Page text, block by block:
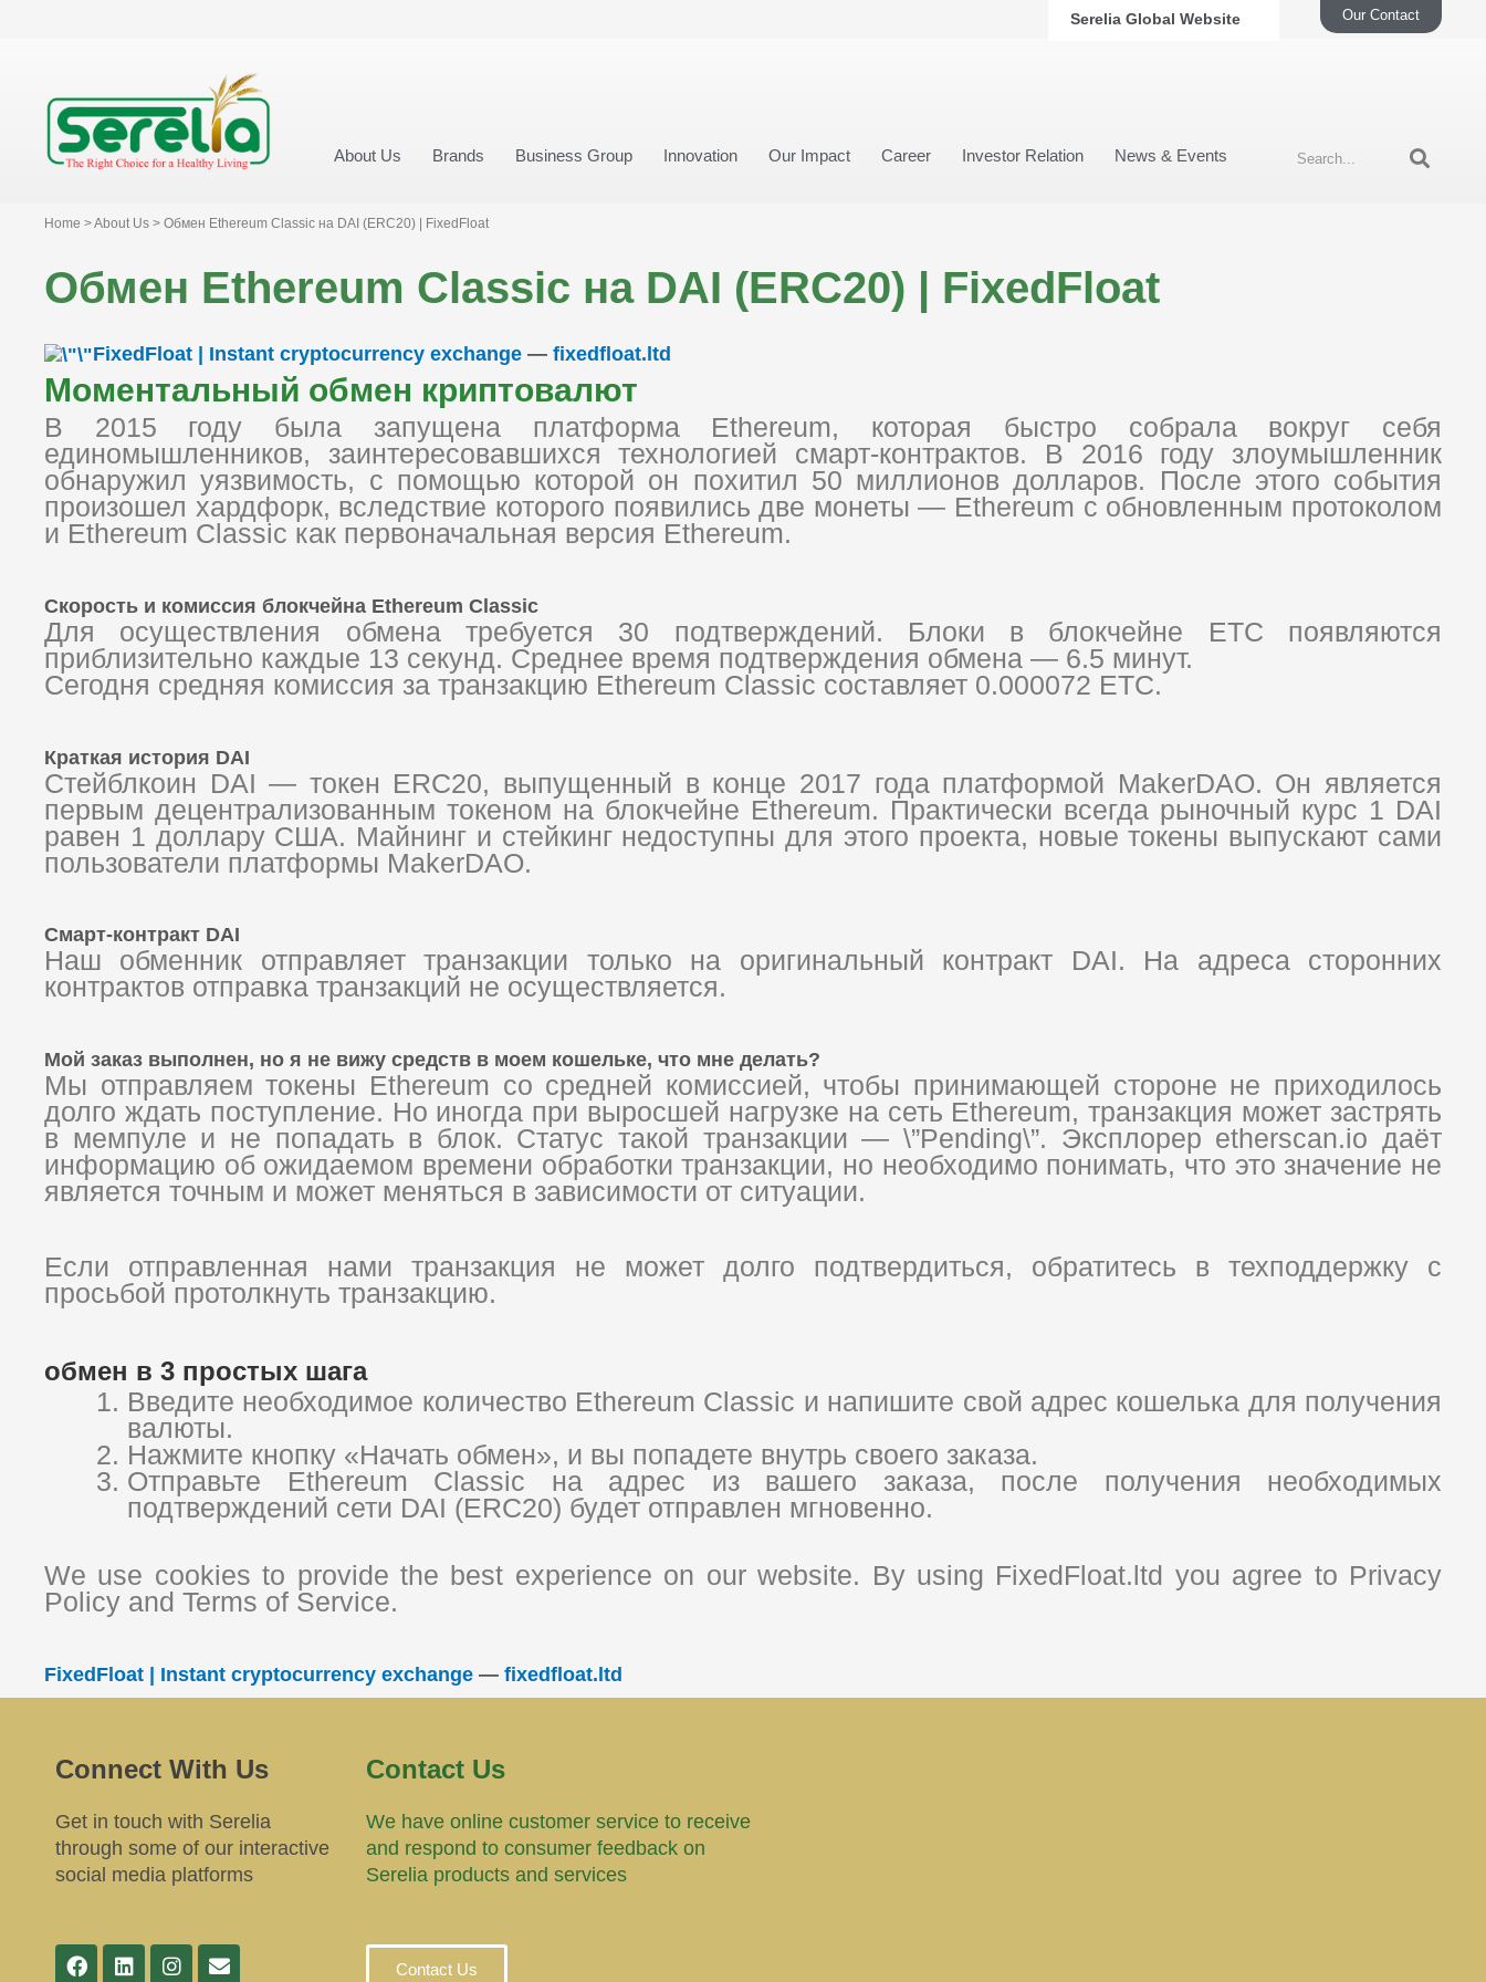
Serelia Global Website Our Contact
About Us Brands Business Group Innovation Our Impact Career Investor Relation News & Events
Home > About Us > Обмен Ethereum Classic на DAI (ERC20) | FixedFloat
Обмен Ethereum Classic на DAI (ERC20) | FixedFloat
FixedFloat | Instant cryptocurrency exchange — fixedfloat.ltd
Моментальный обмен криптовалют
В 2015 году была запущена платформа Ethereum, которая быстро собрала вокруг себя
единомышленников, заинтересовавшихся технологией смарт-контрактов. В 2016 году злоумышленник
обнаружил уязвимость, с помощью которой он похитил 50 миллионов долларов. После этого события
произошел хардфорк, вследствие которого появились две монеты — Ethereum с обновленным протоколом
и Ethereum Classic как первоначальная версия Ethereum.
Скорость и комиссия блокчейна Ethereum Classic
Для осуществления обмена требуется 30 подтверждений. Блоки в блокчейне ETC появляются
приблизительно каждые 13 секунд. Среднее время подтверждения обмена — 6.5 минут.
Сегодня средняя комиссия за транзакцию Ethereum Classic составляет 0.000072 ETC.
Краткая история DAI
Стейблкоин DAI — токен ERC20, выпущенный в конце 2017 года платформой MakerDAO. Он является
первым децентрализованным токеном на блокчейне Ethereum. Практически всегда рыночный курс 1 DAI
равен 1 доллару США. Майнинг и стейкинг недоступны для этого проекта, новые токены выпускают сами
пользователи платформы MakerDAO.
Смарт-контракт DAI
Наш обменник отправляет транзакции только на оригинальный контракт DAI. На адреса сторонних
контрактов отправка транзакций не осуществляется.
Мой заказ выполнен, но я не вижу средств в моем кошельке, что мне делать?
Мы отправляем токены Ethereum со средней комиссией, чтобы принимающей стороне не приходилось
долго ждать поступление. Но иногда при выросшей нагрузке на сеть Ethereum, транзакция может застрять
в мемпуле и не попадать в блок. Статус такой транзакции — \”Pending\”. Эксплорер etherscan.io даёт
информацию об ожидаемом времени обработки транзакции, но необходимо понимать, что это значение не
является точным и может меняться в зависимости от ситуации.
Если отправленная нами транзакция не может долго подтвердиться, обратитесь в техподдержку с
просьбой протолкнуть транзакцию.
обмен в 3 простых шага
Введите необходимое количество Ethereum Classic и напишите свой адрес кошелька для получения
валюты.
Нажмите кнопку «Начать обмен», и вы попадете внутрь своего заказа.
Отправьте Ethereum Classic на адрес из вашего заказа, после получения необходимых
подтверждений сети DAI (ERC20) будет отправлен мгновенно.
We use cookies to provide the best experience on our website. By using FixedFloat.ltd you agree to Privacy
Policy and Terms of Service.
FixedFloat | Instant cryptocurrency exchange — fixedfloat.ltd
Connect With Us
Get in touch with Serelia
through some of our interactive
social media platforms
Contact Us
We have online customer service to receive
and respond to consumer feedback on
Serelia products and services
Contact Us